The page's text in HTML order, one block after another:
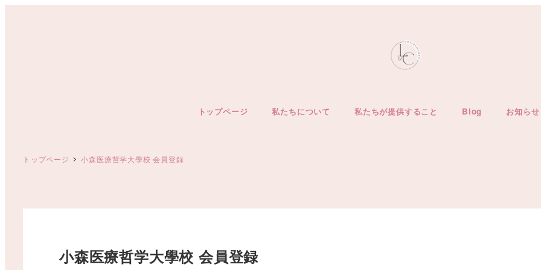
トップページ 私たちについて 私たちが提供すること Blog お知らせ
トップページ 小森医療哲学大學校 会員登録
小森医療哲学大學校 会員登録